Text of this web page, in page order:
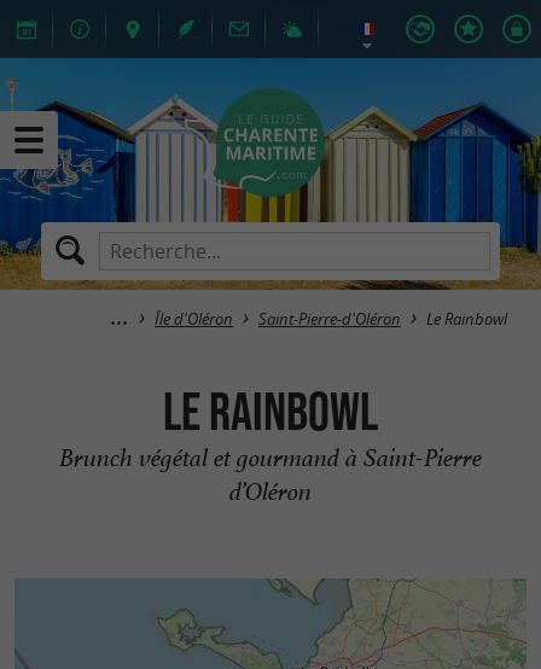
Île d'Oléron Saint-Pierre-d'Oléron Le Rainbowl
Le Rainbowl
Brunch végétal et gourmand à Saint-Pierre
d’Oléron